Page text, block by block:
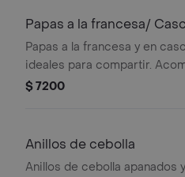
Papas a la francesa/
Papas a la francesa y en
ideales para compartir.
de salsa.
$ 7200
Anillos de cebolla
Anillos de cebolla apanados y